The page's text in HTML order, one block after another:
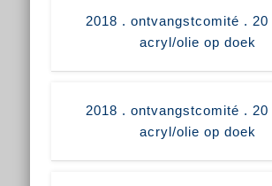
2018 . ontvangstcomité . 20
acryl/olie op doek
2018 . ontvangstcomité . 20
acryl/olie op doek